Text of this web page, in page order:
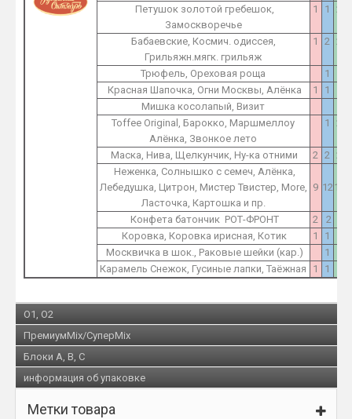
Петушок золотой гребешок,
Замоскворечье
1 1 2
Бабаевские, Космич. одиссея,
Грильяжн.мягк. грильяж
1 2 2
Трюфель, Ореховая роща 1
Красная Шапочка, Огни Москвы, Алёнка
1 1
Мишка косолапый, Визит
Toffee Original, Барокко, Маршмеллоу
Алёнка, Звонкое лето
1 2
Маска, Нива, Щелкунчик, Ну-ка отними 2 2 2
Неженка, Солнышко с семеч, Алёнка,
Лебедушка, Цитрон, Мистер Твистер, More,
Ласточка, Картошка и пр.
9 1215
Конфета батончик РОТ-ФРОНТ 2 2
Коровка, Коровка ирисная, Котик
1 1
Москвичка в шок., Раковые шейки (кар.)
1
Карамель Снежок, Гусиные лапки, Таёжная
1 1
O1, O2
ПремиумMix/СуперMix
Блоки A, B, C
информация об упаковке
Метки товара